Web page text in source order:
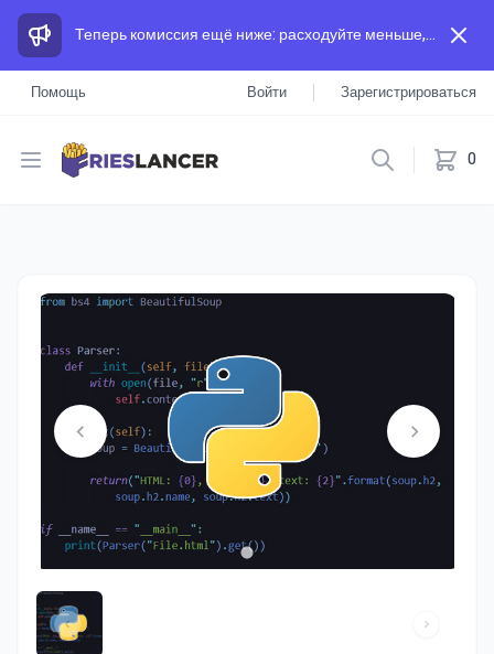
Теперь комиссия ещё ниже: расходуйте меньше, а зарабатывайте больше, чем на других площадках.
Помощь Войти Зарегистрироваться
Open menu 0